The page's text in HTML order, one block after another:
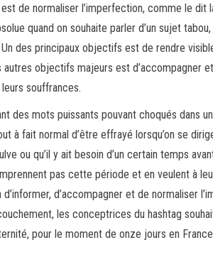
de normaliser l’imperfection, comme le dit
quand on souhaite parler d’un sujet
des principaux objectifs est de rendre
objectifs majeurs est d’accompagner
souffrances.
des mots puissants pouvant choqués dans
à fait normal d’être effrayé lorsqu’on se
ou qu’il y ait besoin d’un certain temps
pas cette période et en veulent à
d’accompagner et de normaliser
les conceptrices du hashtag
pour le moment de onze jours en